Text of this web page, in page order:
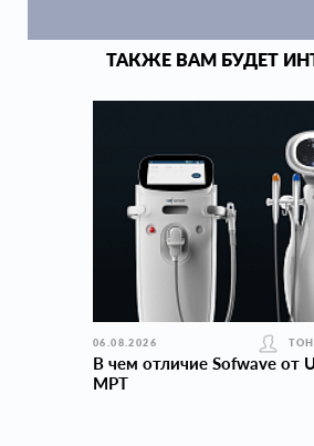
ТАКЖЕ ВАМ БУДЕТ
06.08.2026
В чем отличие Sofwave от
MPT